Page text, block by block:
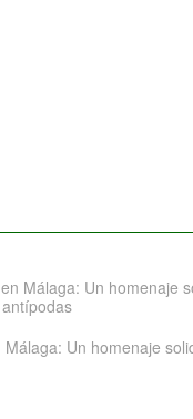
Málaga: Un homenaje